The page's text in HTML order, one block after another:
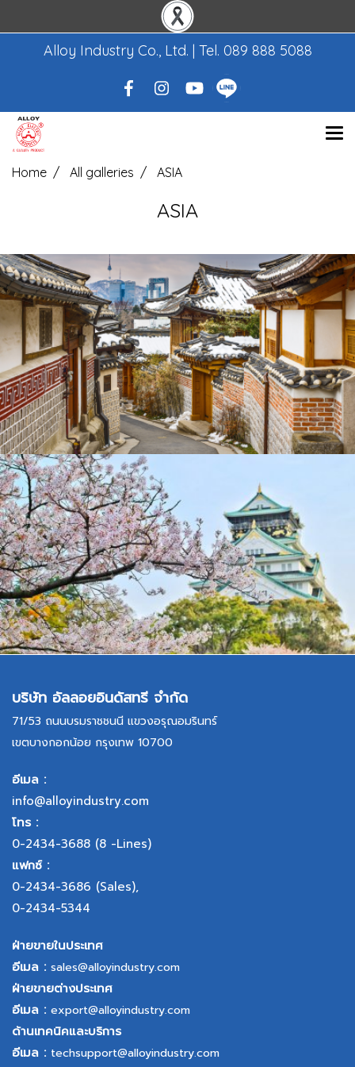
Alloy Industry Co., Ltd. | Tel. 089 888 5088
Home All galleries ASIA
ASIA
บริษัท อัลลอยอินดัสทรี จำกัด
71/53 ถนนบรมราชชนนี แขวงอรุณอมรินทร์
เขตบางกอกน้อย กรุงเทพ 10700
อีเมล :
info@alloyindustry.com
โทร :
0-2434-3688 (8 -Lines)
แฟกซ์ :
0-2434-3686 (Sales),
0-2434-5344
ฝ่ายขายในประเทศ
อีเมล : sales@alloyindustry.com
ฝ่ายขายต่างประเทศ
อีเมล : export@alloyindustry.com
ด้านเทคนิคและบริการ
อีเมล : techsupport@alloyindustry.com